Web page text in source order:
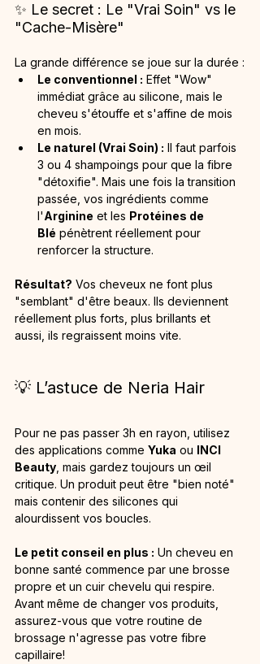
✨ Le secret : Le "Vrai Soin" vs le
"Cache-Misère"
La grande différence se joue sur la durée :
Le conventionnel : Effet "Wow"
immédiat grâce au silicone, mais le
cheveu s'étouffe et s'affine de mois
en mois.
Le naturel (Vrai Soin) : Il faut parfois
3 ou 4 shampoings pour que la fibre
"détoxifie". Mais une fois la transition
passée, vos ingrédients comme
l'Arginine et les Protéines de
Blé pénètrent réellement pour
renforcer la structure.
Résultat? Vos cheveux ne font plus
"semblant" d'être beaux. Ils deviennent
réellement plus forts, plus brillants et
aussi, ils regraissent moins vite.
💡 L’astuce de Neria Hair
Pour ne pas passer 3h en rayon, utilisez
des applications comme Yuka ou INCI
Beauty , mais gardez toujours un œil
critique. Un produit peut être "bien noté"
mais contenir des silicones qui
alourdissent vos boucles.
Le petit conseil en plus : Un cheveu en
bonne santé commence par une brosse
propre et un cuir chevelu qui respire.
Avant même de changer vos produits,
assurez-vous que votre routine de
brossage n'agresse pas votre fibre
capillaire!